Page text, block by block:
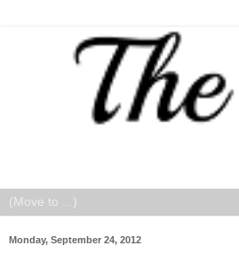
Monday, September 24, 2012